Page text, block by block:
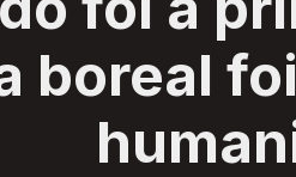
boreal